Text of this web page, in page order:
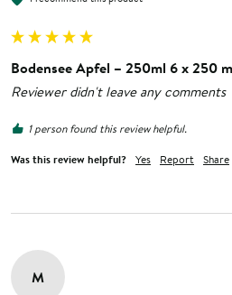
Bodensee Apfel – 250ml 6 x 250
Reviewer didn't leave any comments
1 person found this review helpful.
Was this review helpful? Yes Report Share
M